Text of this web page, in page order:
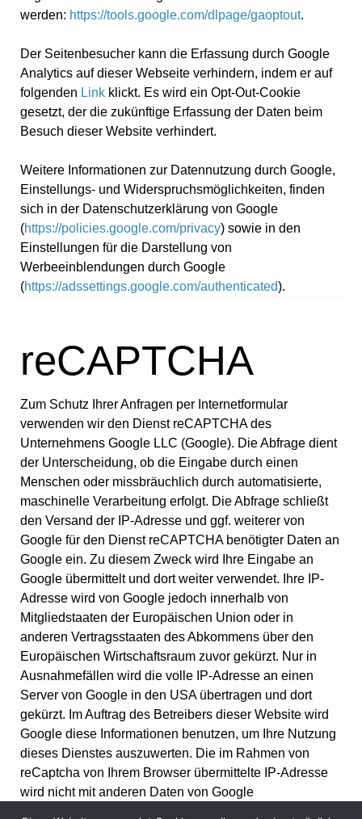
werden: https://tools.google.com/dlpage/gaoptout.
Der Seitenbesucher kann die Erfassung durch Google
Analytics auf dieser Webseite verhindern, indem er auf
folgenden Link klickt. Es wird ein Opt-Out-Cookie
gesetzt, der die zukünftige Erfassung der Daten beim
Besuch dieser Website verhindert.
Weitere Informationen zur Datennutzung durch Google,
Einstellungs- und Widerspruchsmöglichkeiten, finden
sich in der Datenschutzerklärung von Google
(https://policies.google.com/privacy) sowie in den
Einstellungen für die Darstellung von
Werbeeinblendungen durch Google
(https://adssettings.google.com/authenticated).
reCAPTCHA
Zum Schutz Ihrer Anfragen per Internetformular
verwenden wir den Dienst reCAPTCHA des
Unternehmens Google LLC (Google). Die Abfrage dient
der Unterscheidung, ob die Eingabe durch einen
Menschen oder missbräuchlich durch automatisierte,
maschinelle Verarbeitung erfolgt. Die Abfrage schließt
den Versand der IP-Adresse und ggf. weiterer von
Google für den Dienst reCAPTCHA benötigter Daten an
Google ein. Zu diesem Zweck wird Ihre Eingabe an
Google übermittelt und dort weiter verwendet. Ihre IP-
Adresse wird von Google jedoch innerhalb von
Mitgliedstaaten der Europäischen Union oder in
anderen Vertragsstaaten des Abkommens über den
Europäischen Wirtschaftsraum zuvor gekürzt. Nur in
Ausnahmefällen wird die volle IP-Adresse an einen
Server von Google in den USA übertragen und dort
gekürzt. Im Auftrag des Betreibers dieser Website wird
Google diese Informationen benutzen, um Ihre Nutzung
dieses Dienstes auszuwerten. Die im Rahmen von
reCaptcha von Ihrem Browser übermittelte IP-Adresse
wird nicht mit anderen Daten von Google